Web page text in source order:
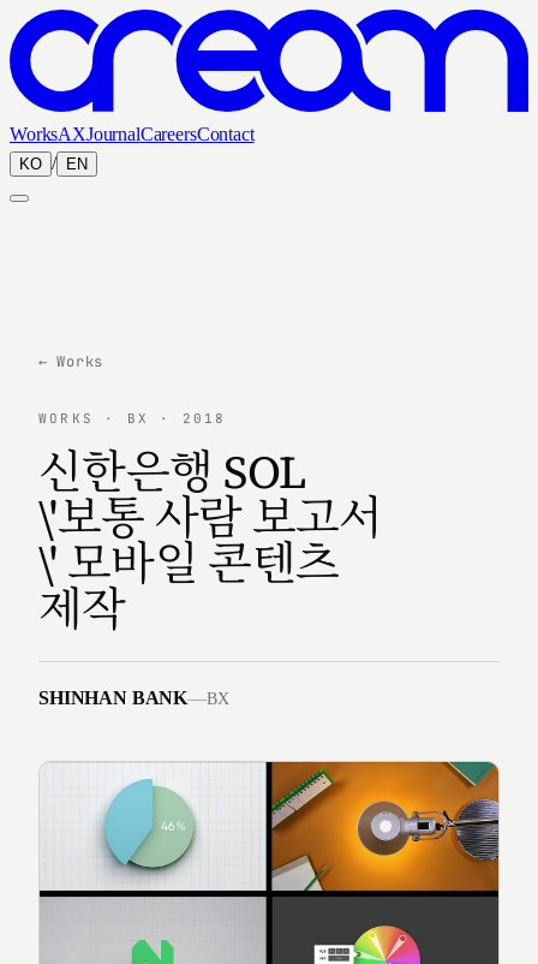
WorksAXJournalCareersContact
KO / EN
← Works
WORKS · BX · 2018
신한은행 SOL
\'보통 사람 보고서
\' 모바일 콘텐츠
제작
SHINHAN BANK—BX